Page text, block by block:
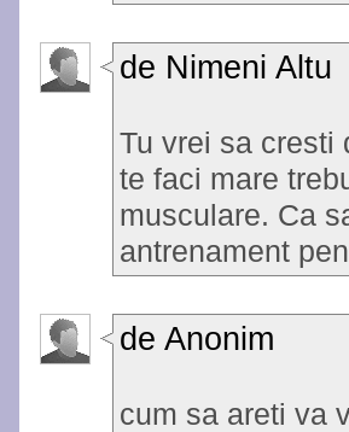
de Nimeni Altu
Tu vrei sa
te faci mare
musculare. Ca
antrenament
de Anonim
cum sa areti va